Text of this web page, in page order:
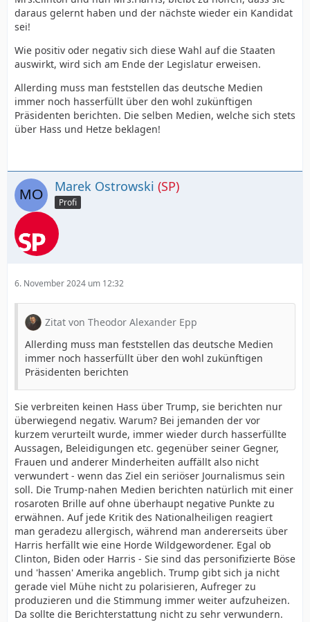
daraus gelernt haben und der nächste wieder ein Kandidat
sei!
Wie positiv oder negativ sich diese Wahl auf die Staaten
auswirkt, wird sich am Ende der Legislatur erweisen.
Allerding muss man feststellen das deutsche Medien
immer noch hasserfüllt über den wohl zukünftigen
Präsidenten berichten. Die selben Medien, welche sich stets
über Hass und Hetze beklagen!
Marek Ostrowski (SP)
Profi
6. November 2024 um 12:32
Zitat von Theodor Alexander Epp
Allerding muss man feststellen das deutsche Medien
immer noch hasserfüllt über den wohl zukünftigen
Präsidenten berichten
Sie verbreiten keinen Hass über Trump, sie berichten nur
überwiegend negativ. Warum? Bei jemanden der vor
kurzem verurteilt wurde, immer wieder durch hasserfüllte
Aussagen, Beleidigungen etc. gegenüber seiner Gegner,
Frauen und anderer Minderheiten auffällt also nicht
verwundert - wenn das Ziel ein seriöser Journalismus sein
soll. Die Trump-nahen Medien berichten natürlich mit einer
rosaroten Brille auf ohne überhaupt negative Punkte zu
erwähnen. Auf jede Kritik des Nationalheiligen reagiert
man geradezu allergisch, während man andererseits über
Harris herfällt wie eine Horde Wildgewordener. Egal ob
Clinton, Biden oder Harris - Sie sind das personifizierte Böse
und 'hassen' Amerika angeblich. Trump gibt sich ja nicht
gerade viel Mühe nicht zu polarisieren, Aufreger zu
produzieren und die Stimmung immer weiter aufzuheizen.
Da sollte die Berichterstattung nicht zu sehr verwundern.